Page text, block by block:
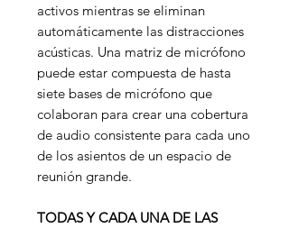
activos mientras se eliminan
automáticamente las distracciones
acústicas. Una matriz de micrófono
puede estar compuesta de hasta
siete bases de micrófono que
colaboran para crear una cobertura
de audio consistente para cada uno
de los asientos de un espacio de
reunión grande.
TODAS Y CADA UNA DE LAS